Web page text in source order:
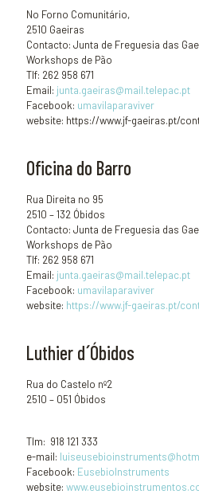
No Forno Comunitário,
2510 Gaeiras
Contacto: Junta de Freguesia das
Workshops de Pão
Tlf: 262 958 671
Email: junta.gaeiras@mail.telepac.pt
Facebook: umavilaparaviver
website: https://www.jf-gaeiras.pt/
Oficina do Barro
Rua Direita no 95
2510 – 132 Óbidos
Contacto: Junta de Freguesia das
Workshops de Pão
Tlf: 262 958 671
Email: junta.gaeiras@mail.telepac.pt
Facebook: umavilaparaviver
website: https://www.jf-gaeiras.pt/
Luthier d ́Óbidos
Rua do Castelo nº2
2510 – 051 Óbidos
Tlm: 918 121 333
e-mail:
Facebook: EusebioInstruments
website: